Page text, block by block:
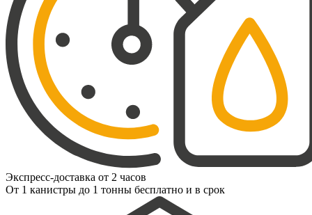
Экспресс-доставка от 2 часов
От 1 канистры до 1 тонны бесплатно и в срок